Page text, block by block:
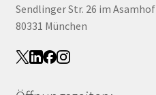
Sendlinger Str. 26 im Asamhof
80331 München